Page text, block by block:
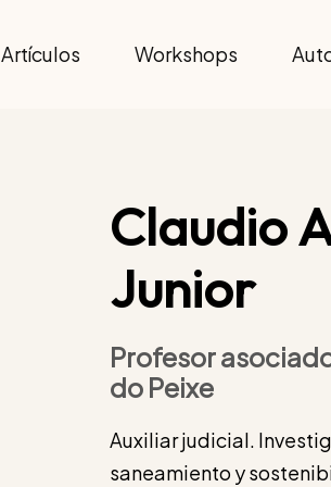
Artículos Workshops
Claudio
Junior
Profesor
do Peixe
Auxiliar judicial.
saneamiento y